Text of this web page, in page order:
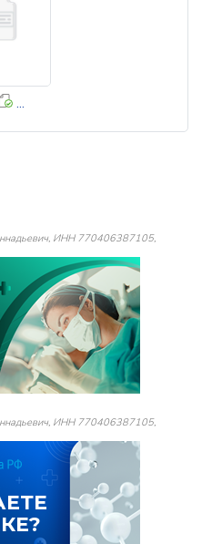
...
ИНН 770406387105,
ИНН 770406387105,